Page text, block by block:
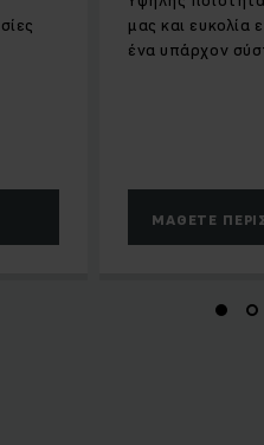
μας και ευκολία
ένα υπάρχον
ΜΆΘΕΤΕ